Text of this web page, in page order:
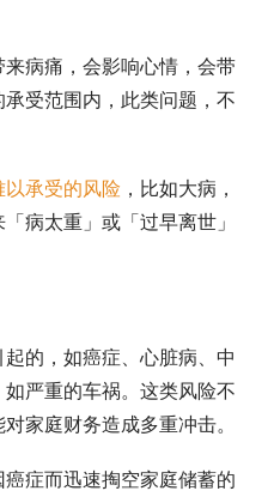
病痛，会影响心情，会带
受范围内，此类问题，不
承受的风险 ，比如大病，
病太重」或「过早离世」
起的，如癌症、心脏病、中
严重的车祸。这类风险不
家庭财务造成多重冲击。
癌症而迅速掏空家庭储蓄的